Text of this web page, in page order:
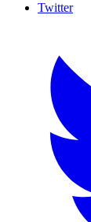
Twitter